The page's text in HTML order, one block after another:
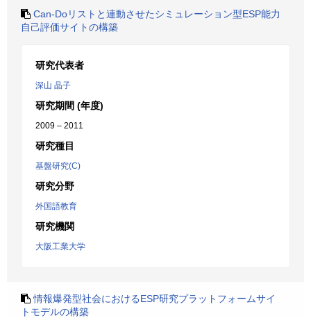
Can-Doリストと連動させたシミュレーション型ESP能力
自己評価サイトの構築
研究代表者
深山 晶子
研究期間 (年度)
2009 – 2011
研究種目
基盤研究(C)
研究分野
外国語教育
研究機関
大阪工業大学
情報爆発型社会におけるESP研究プラットフォームサイ
トモデルの構築